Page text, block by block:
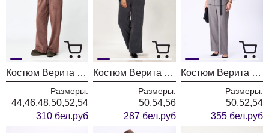
Костюм Верита 2427 какао
Размеры:
44,46,48,50,52,54
310 бел.руб
Костюм Верита 2425
Размеры:
50,54,56
287 бел.руб
Костюм Верита 2397-1
Размеры:
50,52,54
355 бел.руб